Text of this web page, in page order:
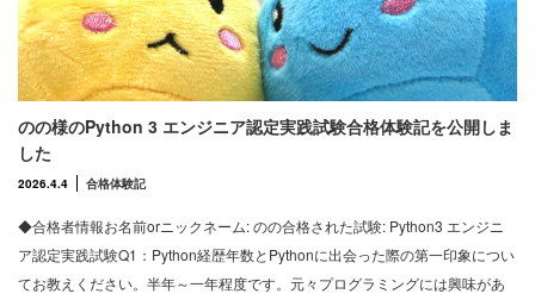
のの様のPython 3 エンジニア認定実践試験合格体験記を公開しま
した
2026.4.4 合格体験記
◆合格者情報お名前orニックネーム: のの合格された試験: Python3 エンジニ
ア認定実践試験Q1：Python経歴年数とPythonに出会った際の第一印象につい
てお教えください。半年～一年程度です。元々プログラミングには興味があ